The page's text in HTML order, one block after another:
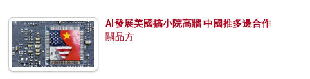
AI發展美國搞小院高牆 中國推多邊合作
關品方